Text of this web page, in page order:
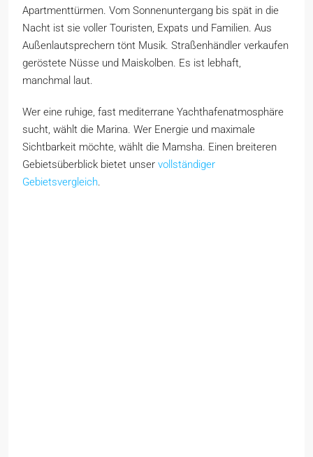
Apartmenttürmen. Vom Sonnenuntergang bis spät in die
Nacht ist sie voller Touristen, Expats und Familien. Aus
Außenlautsprechern tönt Musik. Straßenhändler verkaufen
geröstete Nüsse und Maiskolben. Es ist lebhaft,
manchmal laut.
Wer eine ruhige, fast mediterrane Yachthafenatmosphäre
sucht, wählt die Marina. Wer Energie und maximale
Sichtbarkeit möchte, wählt die Mamsha. Einen breiteren
Gebietsüberblick bietet unser vollständiger
Gebietsvergleich.